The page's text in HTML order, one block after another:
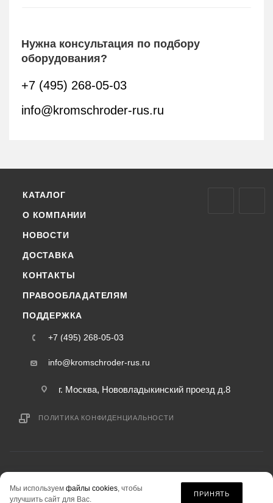
Нужна консультация по подбору
оборудования?
+7 (495) 268-05-03
info@kromschroder-rus.ru
КАТАЛОГ
О КОМПАНИИ
НОВОСТИ
ДОСТАВКА
КОНТАКТЫ
ПРАВООБЛАДАТЕЛЯМ
ПОДДЕРЖКА
+7 (495) 268-05-03
info@kromschroder-rus.ru
г. Москва, Нововладыкинский проезд д.8
ПОЛИТИКА КОНФИДЕНЦИАЛЬНОСТИ
информация на сайте «kromschroder-rus.ru» не является публичной офертой.
Мы используем файлы cookies, чтобы
улучшить сайт для Вас.
ПРИНЯТЬ